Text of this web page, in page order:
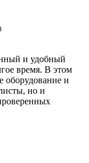
и удобный
время. В этом
оборудование и
но и